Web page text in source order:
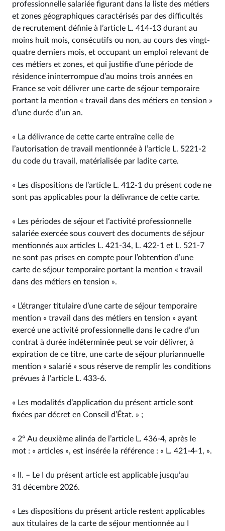
professionnelle salariée figurant dans la liste des métiers
et zones géographiques caractérisés par des difficultés
de recrutement définie à l’article L. 414‑13 durant au
moins huit mois, consécutifs ou non, au cours des vingt-
quatre derniers mois, et occupant un emploi relevant de
ces métiers et zones, et qui justifie d’une période de
résidence ininterrompue d’au moins trois années en
France se voit délivrer une carte de séjour temporaire
portant la mention « travail dans des métiers en tension »
d’une durée d’un an.
« La délivrance de cette carte entraîne celle de
l’autorisation de travail mentionnée à l’article L. 5221‑2
du code du travail, matérialisée par ladite carte.
« Les dispositions de l’article L. 412‑1 du présent code ne
sont pas applicables pour la délivrance de cette carte.
« Les périodes de séjour et l’activité professionnelle
salariée exercée sous couvert des documents de séjour
mentionnés aux articles L. 421‑34, L. 422‑1 et L. 521‑7
ne sont pas prises en compte pour l’obtention d’une
carte de séjour temporaire portant la mention « travail
dans des métiers en tension ».
« L’étranger titulaire d’une carte de séjour temporaire
mention « travail dans des métiers en tension » ayant
exercé une activité professionnelle dans le cadre d’un
contrat à durée indéterminée peut se voir délivrer, à
expiration de ce titre, une carte de séjour pluriannuelle
mention « salarié » sous réserve de remplir les conditions
prévues à l’article L. 433‑6.
« Les modalités d’application du présent article sont
fixées par décret en Conseil d’État. » ;
« 2° Au deuxième alinéa de l’article L. 436‑4, après le
mot : « articles », est insérée la référence : « L. 421‑4‑1, ».
« II. – Le I du présent article est applicable jusqu’au
31 décembre 2026.
« Les dispositions du présent article restent applicables
aux titulaires de la carte de séjour mentionnée au I